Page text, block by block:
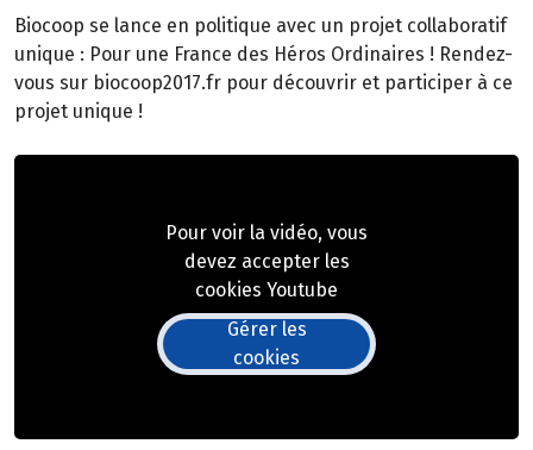
Biocoop se lance en politique avec un projet collaboratif
unique : Pour une France des Héros Ordinaires ! Rendez-
vous sur biocoop2017.fr pour découvrir et participer à ce
projet unique !
Pour voir la vidéo, vous
devez accepter les
cookies Youtube
Gérer les
cookies